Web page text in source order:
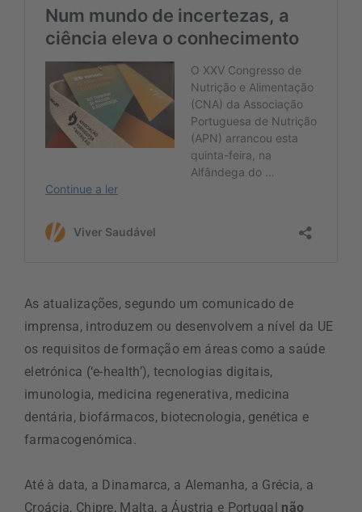
As atualizações, segundo um comunicado de
imprensa, introduzem ou desenvolvem a nível da UE
os requisitos de formação em áreas como a saúde
eletrónica (‘e-health’), tecnologias digitais,
imunologia, medicina regenerativa, medicina
dentária, biofármacos, biotecnologia, genética e
farmacogenómica.
Até à data, a Dinamarca, a Alemanha, a Grécia, a
Croácia, Chipre, Malta, a Áustria e Portugal não